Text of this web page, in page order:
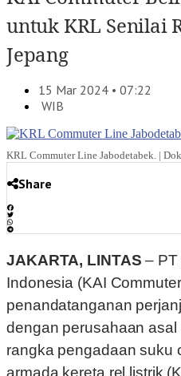
untuk KRL Senilai
Jepang
15 Mar 2024 • 07:22
WIB
KRL Commuter Line Jabodetabek. |
Share
JAKARTA, LINTAS– PT
Indonesia (KAI
penandatanganan
dengan perusahaan
rangka pengadaan suku
armada kereta rel listrik